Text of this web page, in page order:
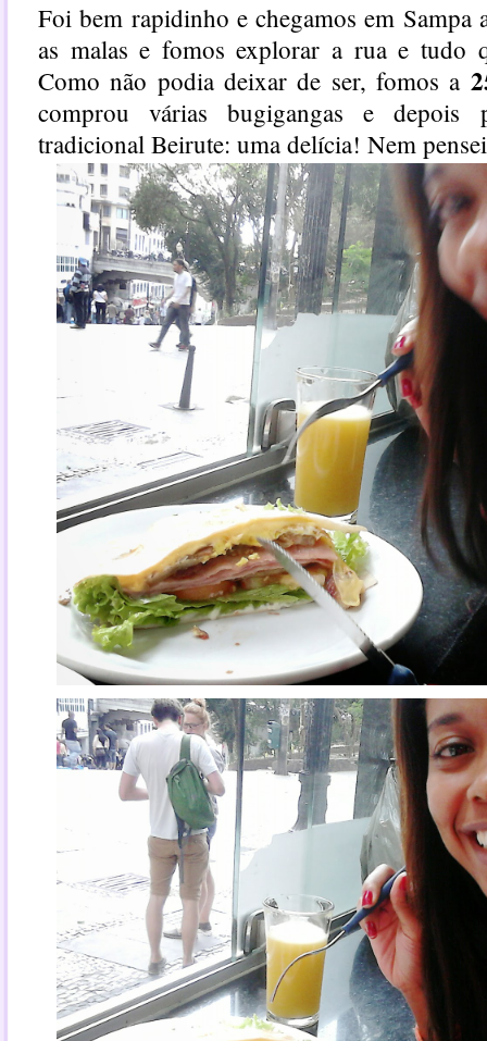
Foi bem rapidinho e chegamos em Sampa
as malas e fomos explorar a rua e tudo
Como não podia deixar de ser, fomos a
comprou várias bugigangas
e depois
tradicional Beirute: uma delícia! Nem